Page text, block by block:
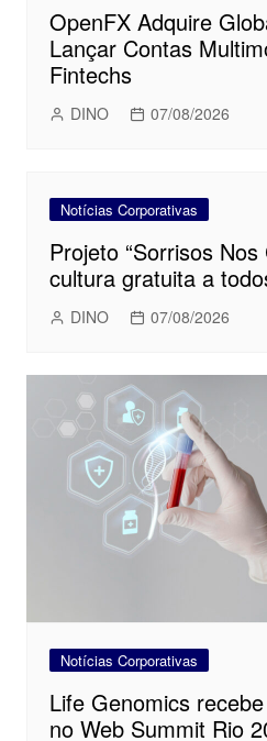
OpenFX Adquire
Lançar Contas
Fintechs
DINO 07/08/2026
Notícias Corporativas
Projeto “Sorrisos
cultura gratuita a
DINO 07/08/2026
Notícias Corporativas
Life Genomics
no Web Summit Rio